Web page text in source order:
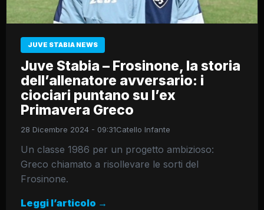
JUVE STABIA NEWS
Juve Stabia – Frosinone, la storia
dell’allenatore avversario: i
ciociari puntano su l’ex
Primavera Greco
28 Dicembre 2024 - 09:31Catello Infante
Un classe 1986 per un progetto ambizioso:
Greco chiamato a risollevare le sorti del
Frosinone.
Leggi l’articolo →